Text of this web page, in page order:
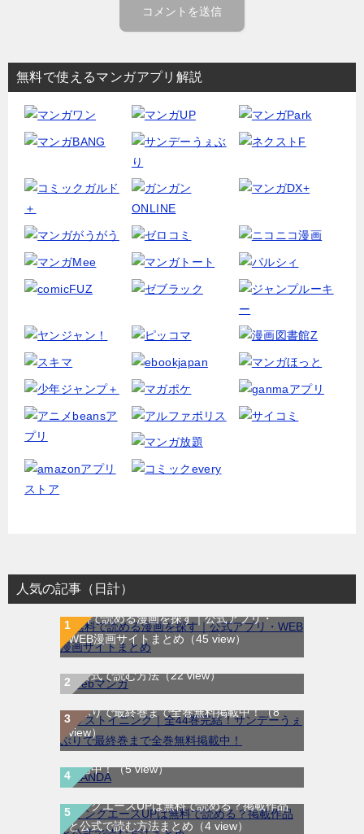
無料で使えるマンガアプリ解説
人気の記事（日計）
無料で読める漫画を探す｜公式アプリ・
WEB漫画サイトまとめ （45 view）
WEB漫画サイト一覧｜ブラウザで無料漫画
を公式で読む方法（22 view）
ラストイニング｜全44巻完結！サンデーう
ぇぶりで最終巻まで全巻無料掲載中！（8
view）
SANDA｜最新刊第3巻！マンガBANGで無料
配信中！（5 view）
ヤングエースUPは無料で読める？掲載作品
と公式で読む方法まとめ （4 view）